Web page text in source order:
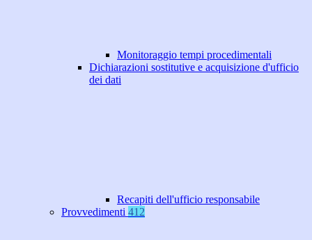
Monitoraggio tempi procedimentali
Dichiarazioni sostitutive e acquisizione d'ufficio
dei dati
Recapiti dell'ufficio responsabile
Provvedimenti 412